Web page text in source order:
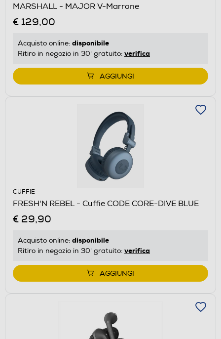
MARSHALL - MAJOR V-Marrone
€ 129,00
Acquisto online: disponibile
Ritiro in negozio in 30' gratuito: verifica
AGGIUNGI
CUFFIE
FRESH'N REBEL - Cuffie CODE CORE-DIVE BLUE
€ 29,90
Acquisto online: disponibile
Ritiro in negozio in 30' gratuito: verifica
AGGIUNGI